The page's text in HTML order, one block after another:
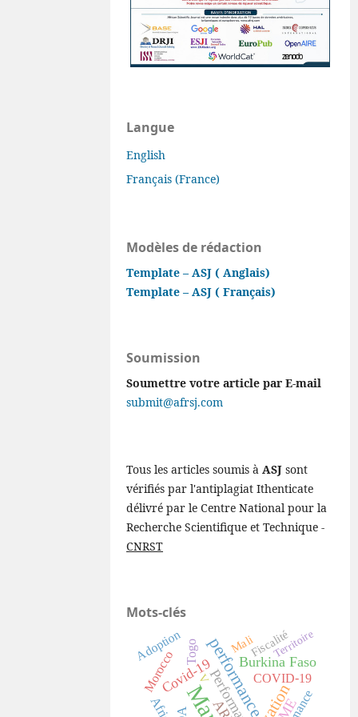
Langue
English
Français (France)
Modèles de rédaction
Template – ASJ ( Anglais)
Template – ASJ ( Français)
Soumission
Soumettre votre article par E-mail
submit@afrsj.com
Tous les articles soumis àASJ sont
vérifiés par l'antiplagiat Ithenticate
délivré par le Centre National pour la
Recherche Scientifique et Technique -
CNRST
Mots-clés
performance
Performance
Burkina Faso
Covid-19 COVID-19
Morocco
Adoption Togo Fiscalité
V
Mali Territoire